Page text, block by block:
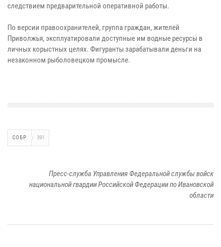
следствием предварительной оперативной работы.
По версии правоохранителей, группа граждан, жителей
Приволжья, эксплуатировали доступные им водные ресурсы в
личных корыстных целях. Фигуранты зарабатывали деньги на
незаконном рыболовецком промысле.
СОБР 391
Пресс-служба Управления Федеральной службы войск
национальной гвардии Российской Федерации по Ивановской
области